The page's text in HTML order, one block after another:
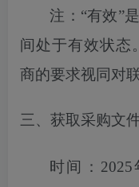
注： “有效”
间处于有效状态
商的要求视同对
三、获取采购文
时间：